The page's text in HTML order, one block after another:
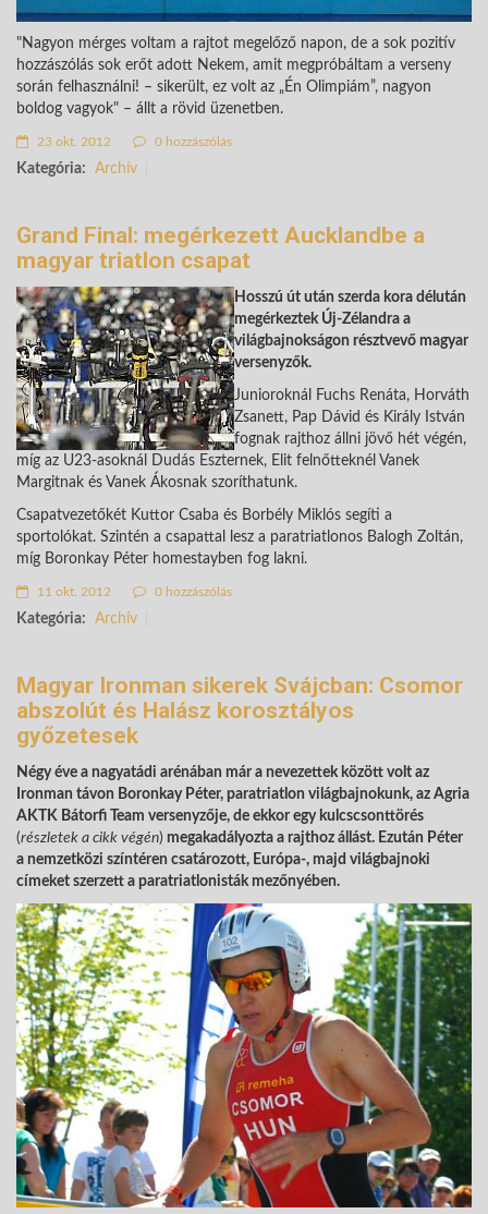
"Nagyon mérges voltam a rajtot megelőző napon, de a sok pozitív
hozzászólás sok erőt adott Nekem, amit megpróbáltam a verseny
során felhasználni! – sikerült, ez volt az „Én Olimpiám”, nagyon
boldog vagyok" – állt a rövid üzenetben.
23 okt. 2012 0 hozzászólás
Kategória: Archív
Grand Final: megérkezett Aucklandbe a
magyar triatlon csapat
Hosszú út után szerda kora délután
megérkeztek Új-Zélandra a
világbajnokságon résztvevő magyar
versenyzők.
Junioroknál Fuchs Renáta, Horváth
Zsanett, Pap Dávid és Király István
fognak rajthoz állni jövő hét végén,
míg az U23-asoknál Dudás Eszternek, Elit felnőtteknél Vanek
Margitnak és Vanek Ákosnak szoríthatunk.
Csapatvezetőkét Kuttor Csaba és Borbély Miklós segíti a
sportolókat. Szintén a csapattal lesz a paratriatlonos Balogh Zoltán,
míg Boronkay Péter homestayben fog lakni.
11 okt. 2012 0 hozzászólás
Kategória: Archív
Magyar Ironman sikerek Svájcban: Csomor
abszolút és Halász korosztályos
győzetesek
Négy éve a nagyatádi arénában már a nevezettek között volt az
Ironman távon Boronkay Péter, paratriatlon világbajnokunk, az Agria
AKTK Bátorfi Team versenyzője, de ekkor egy kulcscsonttörés
(részletek a cikk végén) megakadályozta a rajthoz állást. Ezután Péter
a nemzetközi színtéren csatározott, Európa-, majd világbajnoki
címeket szerzett a paratriatlonisták mezőnyében.